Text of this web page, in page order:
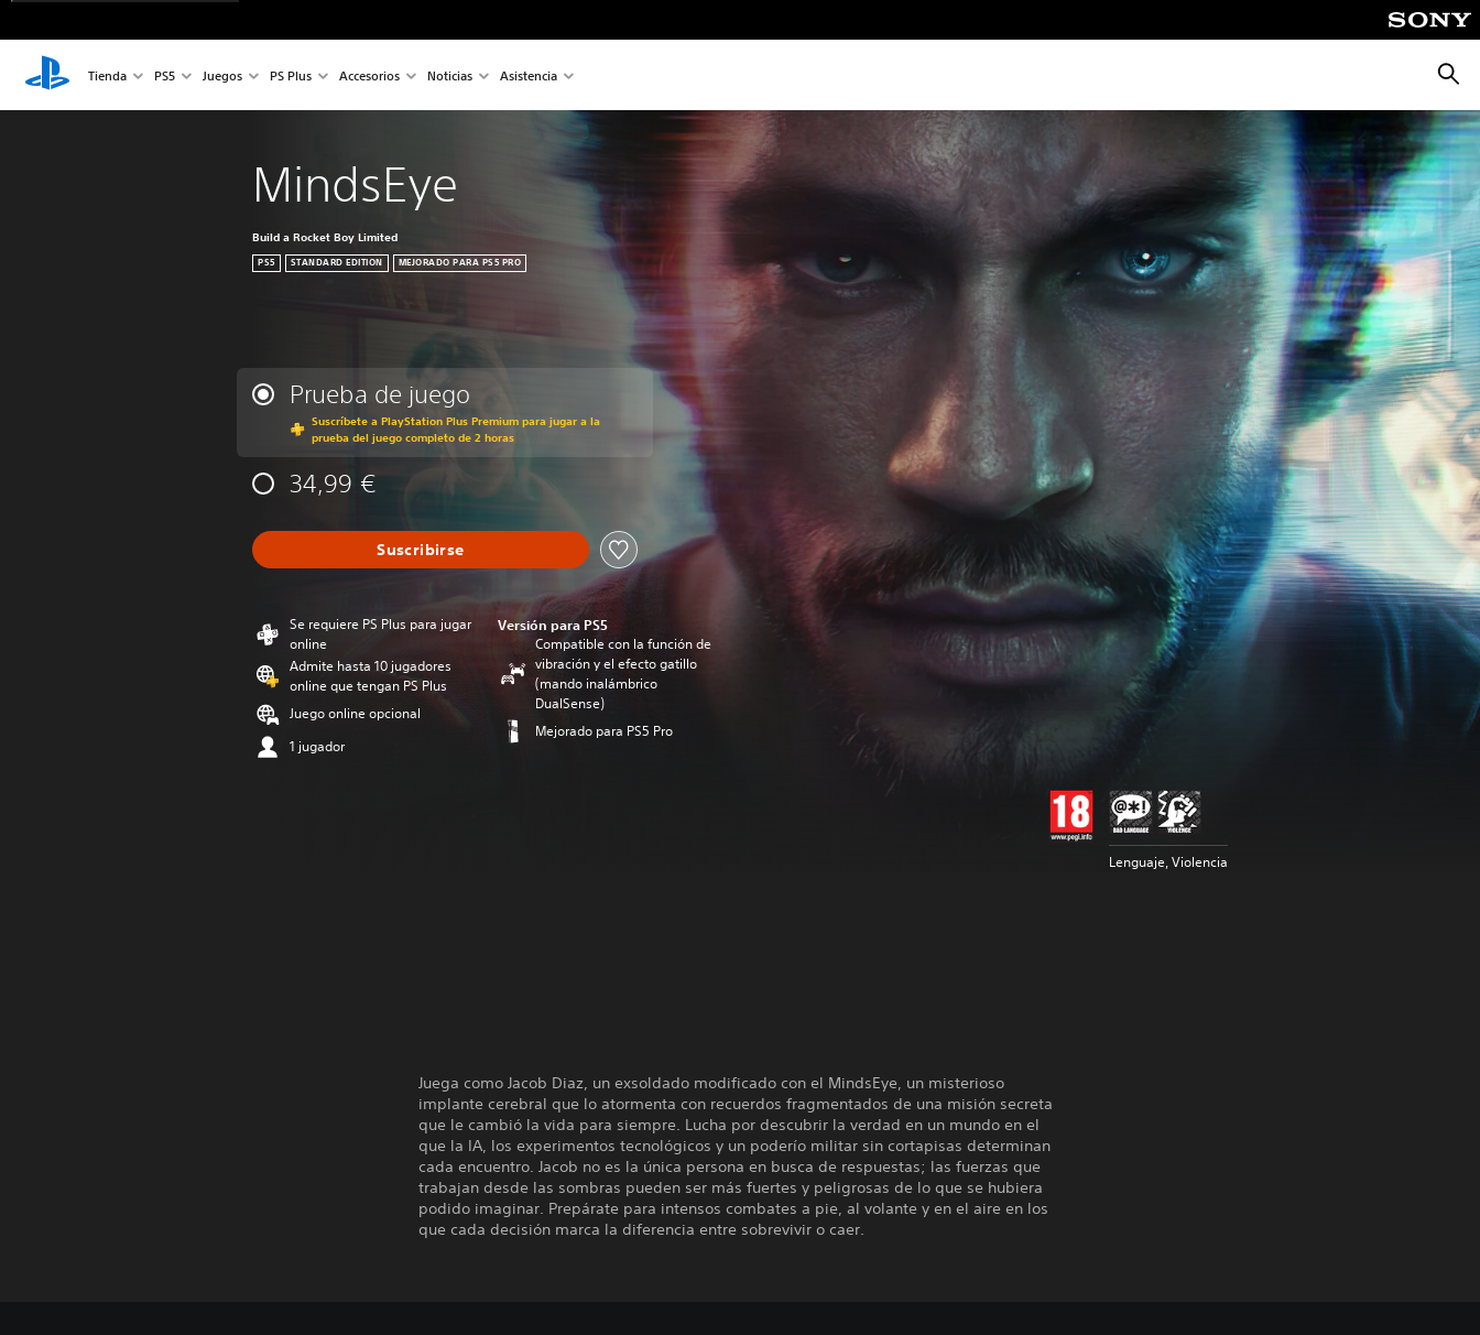
Tienda PS5 Juegos PS Plus Accesorios Noticias Asistencia
MindsEye
Build a Rocket Boy Limited
PS5 STANDARD EDITION MEJORADO PARA PS5 PRO
Prueba de juego
Suscríbete a PlayStation Plus Premium para jugar a la
prueba del juego completo de 2 horas
34,99 €
Suscribirse
Se requiere PS Plus para jugar
online
Admite hasta 10 jugadores
online que tengan PS Plus
Juego online opcional
1 jugador
Versión para PS5
Compatible con la función de
vibración y el efecto gatillo
(mando inalámbrico
DualSense)
Mejorado para PS5 Pro
Lenguaje, Violencia
Juega como Jacob Diaz, un exsoldado modificado con el MindsEye, un misterioso
implante cerebral que lo atormenta con recuerdos fragmentados de una misión secreta
que le cambió la vida para siempre. Lucha por descubrir la verdad en un mundo en el
que la IA, los experimentos tecnológicos y un poderío militar sin cortapisas determinan
cada encuentro. Jacob no es la única persona en busca de respuestas; las fuerzas que
trabajan desde las sombras pueden ser más fuertes y peligrosas de lo que se hubiera
podido imaginar. Prepárate para intensos combates a pie, al volante y en el aire en los
que cada decisión marca la diferencia entre sobrevivir o caer.